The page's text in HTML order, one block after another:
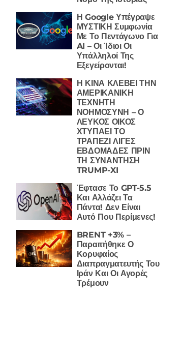
Η Google Υπέγραψε
ΜΥΣΤΙΚΗ Συμφωνία
Με Το Πεντάγωνο Για
AI – Οι Ίδιοι Οι
Υπάλληλοί Της
Εξεγείρονται!
Η ΚΙΝΑ ΚΛΕΒΕΙ ΤΗΝ
ΑΜΕΡΙΚΑΝΙΚΗ
ΤΕΧΝΗΤΗ
ΝΟΗΜΟΣΥΝΗ – Ο
ΛΕΥΚΟΣ ΟΙΚΟΣ
ΧΤΥΠΑΕΙ ΤΟ
ΤΡΑΠΕΖΙ ΛΙΓΕΣ
ΕΒΔΟΜΑΔΕΣ ΠΡΙΝ
ΤΗ ΣΥΝΑΝΤΗΣΗ
TRUMP-XI
Έφτασε Το GPT-5.5
Και Αλλάζει Τα
Πάντα! Δεν Είναι
Αυτό Που Περίμενες!
BRENT +3% –
Παραιτήθηκε Ο
Κορυφαίος
Διαπραγματευτής Του
Ιράν Και Οι Αγορές
Τρέμουν